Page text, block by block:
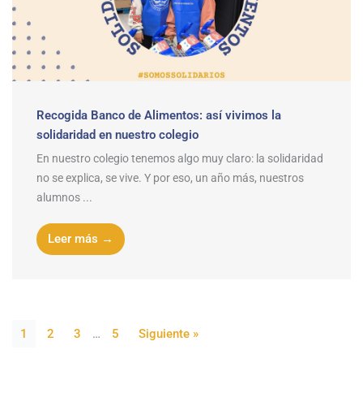
Recogida Banco de Alimentos: así vivimos la
solidaridad en nuestro colegio
En nuestro colegio tenemos algo muy claro: la solidaridad
no se explica, se vive. Y por eso, un año más, nuestros
alumnos ...
Leer más →
1 2 3 … 5 Siguiente »